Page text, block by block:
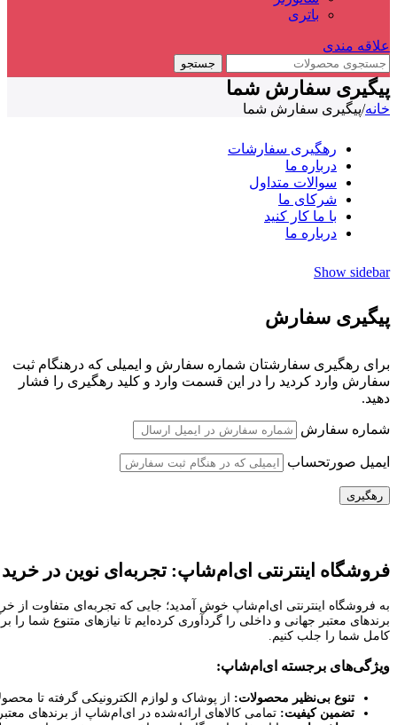
باتری
علاقه مندی
جستجو
پیگیری سفارش شما
خانه/پیگیری سفارش شما
رهگیری سفارشات
درباره ما
سوالات متداول
شرکای ما
با ما کار کنید
درباره ما
Show sidebar
پیگیری سفارش
برای رهگیری سفارشتان شماره سفارش و ایمیلی که درهنگام ثبت
سفارش وارد کردید را در این قسمت وارد و کلید رهگیری را فشار
دهید.
شماره سفارش
ایمیل صورتحساب
رهگیری
فروشگاه اینترنتی ای‌ام‌شاپ: تجربه‌ای نوین در خرید
به فروشگاه اینترنتی ای‌ام‌شاپ خوش آمدید؛ جایی که تجربه‌ای متفاوت از
برندهای معتبر جهانی و داخلی را گردآوری کرده‌ایم تا نیازهای متنوع
کامل شما را جلب کنیم.
ویژگی‌های برجسته ای‌ام‌شاپ:
تنوع بی‌نظیر محصولات: از پوشاک و لوازم الکترونیکی گرفته تا
تضمین کیفیت: تمامی کالاهای ارائه‌شده در ای‌ام‌شاپ از برندهای